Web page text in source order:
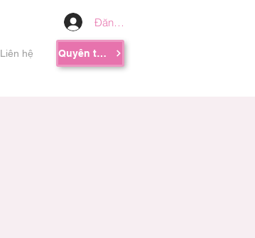
Đăng nhập
Liên hệ Quyên tặng